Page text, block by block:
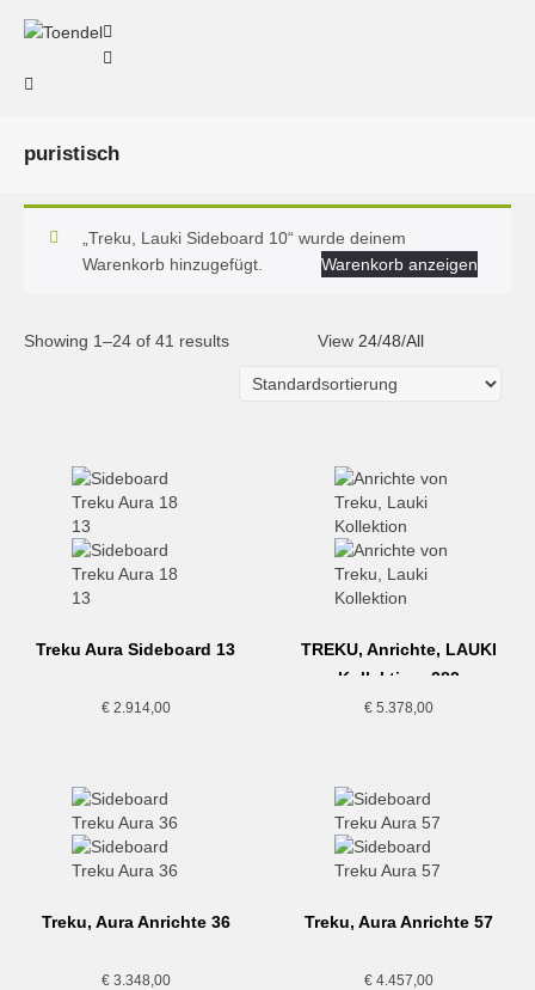
puristisch
„Treku, Lauki Sideboard 10“ wurde deinem
Warenkorb hinzugefügt.
Warenkorb anzeigen
Showing 1–24 of 41 results View 24/48/All
Treku Aura Sideboard 13
€2.914,00
TREKU, Anrichte, LAUKI
Kollektion, 283
€ 5.378,00
Treku, Aura Anrichte 36
€3.348,00
Treku, Aura Anrichte 57
€ 4.457,00